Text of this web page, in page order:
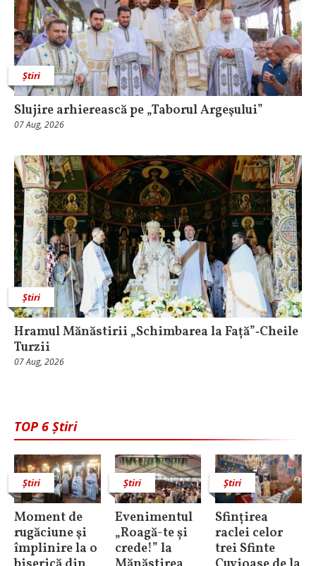
Știri
Slujire arhierească pe „Taborul Argeşului”
07 Aug, 2026
Știri
Hramul Mănăstirii „Schimbarea la Față”‑Cheile
Turzii
07 Aug, 2026
TOP 6 Știri
Știri
Moment de
rugăciune şi
împlinire la o
Știri
Evenimentul
„Roagă-te și
crede!” la
Știri
Sfințirea
raclei celor
trei Sfinte